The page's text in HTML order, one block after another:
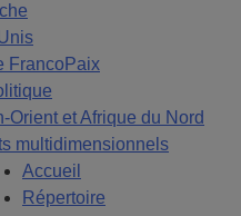
FrancoPaix
Orient et Afrique du Nord
multidimensionnels
Accueil
Répertoire